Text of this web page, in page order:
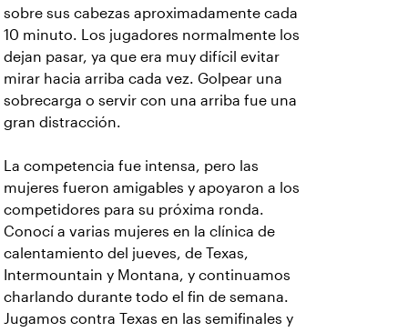
sobre sus cabezas aproximadamente cada
10 minuto. Los jugadores normalmente los
dejan pasar, ya que era muy difícil evitar
mirar hacia arriba cada vez. Golpear una
sobrecarga o servir con una arriba fue una
gran distracción.
La competencia fue intensa, pero las
mujeres fueron amigables y apoyaron a los
competidores para su próxima ronda.
Conocí a varias mujeres en la clínica de
calentamiento del jueves, de Texas,
Intermountain y Montana, y continuamos
charlando durante todo el fin de semana.
Jugamos contra Texas en las semifinales y